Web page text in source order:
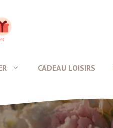
CADEAU LOISIRS